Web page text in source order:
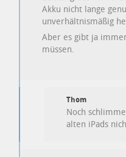
Akku nicht lange
unverhältnismäßig
Aber es gibt ja
müssen.
Thom
Noch
alten iPads